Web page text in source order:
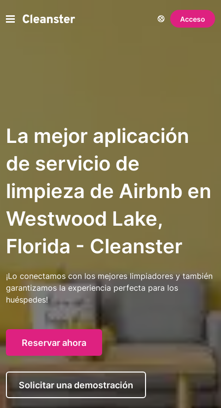
Acceso
La mejor aplicación
de servicio de
limpieza de Airbnb en
Westwood Lake,
Florida - Cleanster
¡Lo conectamos con los mejores limpiadores y también
garantizamos la experiencia perfecta para los
huéspedes!
Reservar ahora
Solicitar una demostración